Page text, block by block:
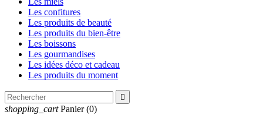
Les confitures
Les produits de beauté
Les produits du bien-être
Les boissons
Les gourmandises
Les idées déco et cadeau
Les produits du moment

shopping_cart Panier (0)